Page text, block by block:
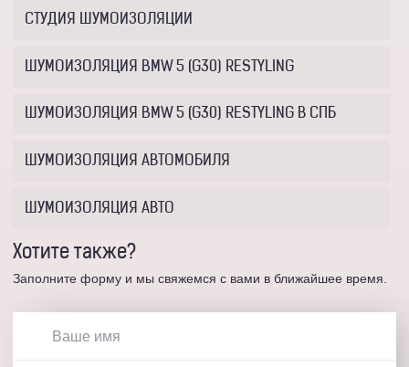
СТУДИЯ ШУМОИЗОЛЯЦИИ
ШУМОИЗОЛЯЦИЯ BMW 5 (G30) RESTYLING
ШУМОИЗОЛЯЦИЯ BMW 5 (G30) RESTYLING В СПБ
ШУМОИЗОЛЯЦИЯ АВТОМОБИЛЯ
ШУМОИЗОЛЯЦИЯ АВТО
Хотите также?
Заполните форму и мы свяжемся с вами в ближайшее время.